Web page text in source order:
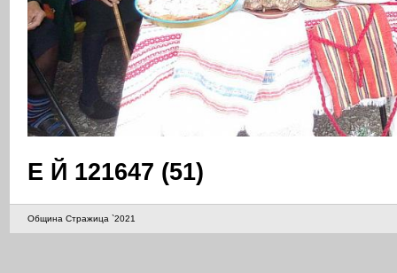
Е Й 121647 (51)
Община Стражица `2021